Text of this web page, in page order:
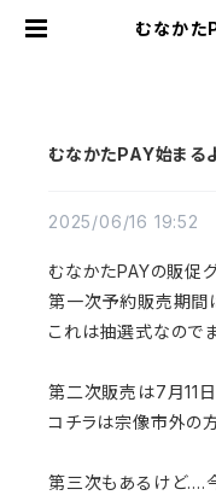
むなか
むなかたPAY始まる
2025/06/16 19:52
むなかたPAYの販促
第一次予約販売期間
これは抽選式なので
第二次販売は7月11
コチラは宗像市外の
第三次もあるけど....